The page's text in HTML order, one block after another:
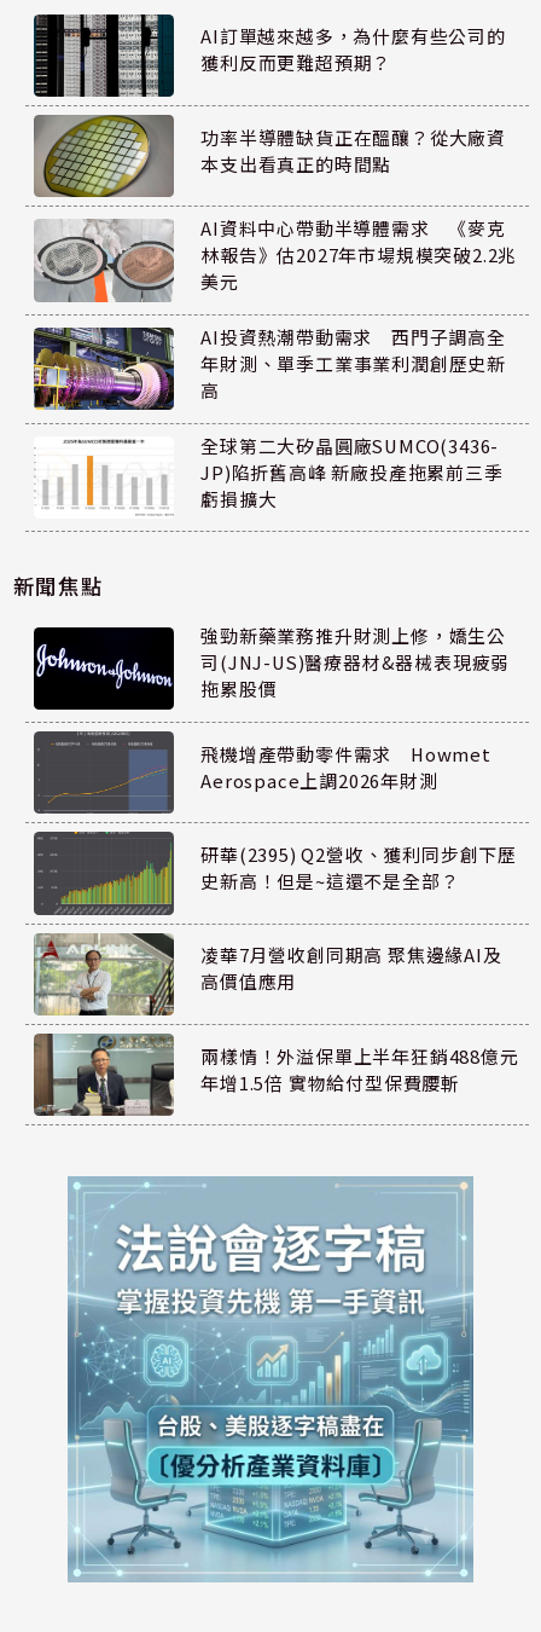
AI訂單越來越多，為什麼有些公司的
獲利反而更難超預期？
功率半導體缺貨正在醞釀？從大廠資
本支出看真正的時間點
AI資料中心帶動半導體需求 《麥克
林報告》估2027年市場規模突破2.2兆
美元
AI投資熱潮帶動需求 西門子調高全
年財測、單季工業事業利潤創歷史新
高
全球第二大矽晶圓廠SUMCO(3436-
JP)陷折舊高峰 新廠投產拖累前三季
虧損擴大
新聞焦點
強勁新藥業務推升財測上修，嬌生公
司(JNJ-US)醫療器材&器械表現疲弱
拖累股價
飛機增產帶動零件需求 Howmet
Aerospace上調2026年財測
研華(2395) Q2營收、獲利同步創下歷
史新高！但是~這還不是全部？
凌華7月營收創同期高 聚焦邊緣AI及
高價值應用
兩樣情！外溢保單上半年狂銷488億元
年增1.5倍 實物給付型保費腰斬